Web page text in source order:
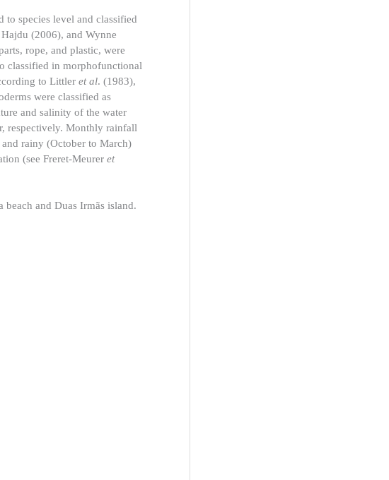
to species level and classified
(2006), and Wynne
rope, and plastic, were
classified in morphofunctional
to Littler et al. (1983),
were classified as
and salinity of the water
respectively. Monthly rainfall
rainy (October to March)
(see Freret-Meurer et
beach and Duas Irmãs island.